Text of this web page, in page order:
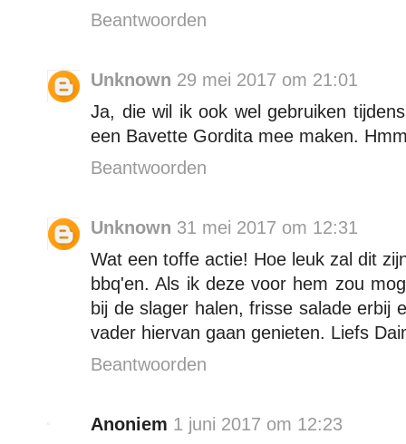
Beantwoorden
Unknown 29 mei 2017 om 21:01
Ja, die wil ik ook wel gebruiken
een Bavette Gordita mee maken.
Beantwoorden
Unknown 31 mei 2017 om 12:31
Wat een toffe actie! Hoe leuk zal dit
bbq'en. Als ik deze voor hem zou
bij de slager halen, frisse salade erbij
vader hiervan gaan genieten. Liefs
Beantwoorden
Anoniem 1 juni 2017 om 12:23